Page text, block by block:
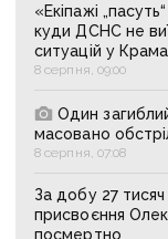
«Екіпажі
куди ДСНС не
ситуацій у
8 серпня, 09:00
Один
масовано
8 серпня, 07:08
За добу 27 тисяч
присвоєння
посмертно